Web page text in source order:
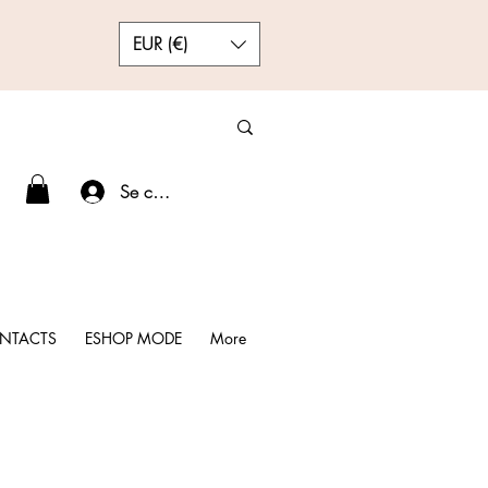
EUR (€)
Se connecter
ESHOP MODE More